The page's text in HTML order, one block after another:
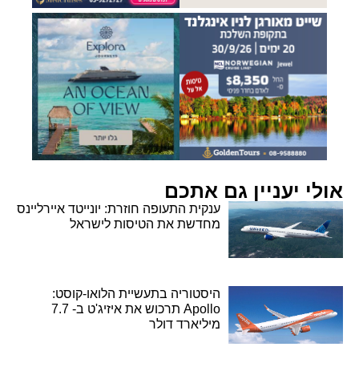
אולי יעניין גם אתכם
ענקית התעופה חוזרת: יונייטד איירליינס
מחדשת את הטיסות לישראל
היסטוריה בתעשיית הלואו-קוסט:
Apollo תרכוש את איזיג'ט ב- 7.7
מיליארד דולר